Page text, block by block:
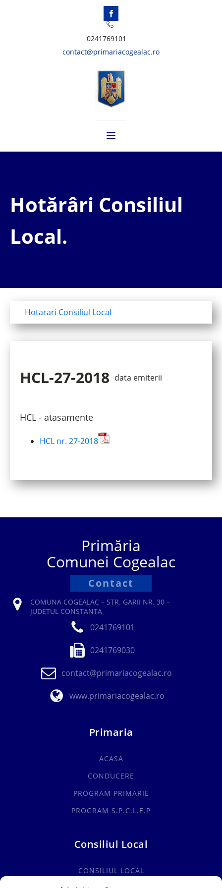
0241769101
contact@primariacogealac.ro
Hotărâri Consiliul
Local.
Hotarari Consiliul Local
HCL-27-2018 data emiterii
HCL - atasamente
HCL nr. 27-2018
Primăria
Comunei Cogealac
Contact
COMUNA COGEALAC – STR. GARII NR. 30 –
JUDETUL CONSTANTA
0241769101
0241769030
contact@primariacogealac.ro
www.primariacogealac.ro
Primaria
ACASA
CONDUCERE
PROGRAM PRIMARIE
PROGRAM S.P.C.L.E.P
Consiliul Local
CONSILIUL LOCAL